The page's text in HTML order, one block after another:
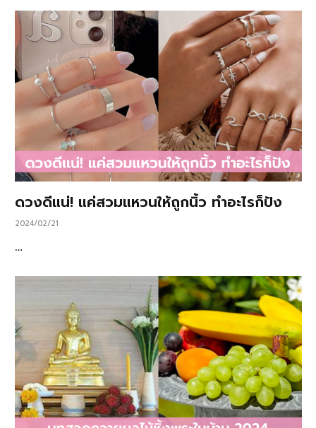
ดวงดีแน่! แค่สวมแหวนให้ถูกนิ้ว ทำอะไรก็ปัง
2024/02/21
…